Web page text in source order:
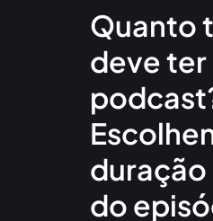
Quanto
deve ter
do